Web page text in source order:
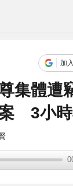
加
集體遭
3小時